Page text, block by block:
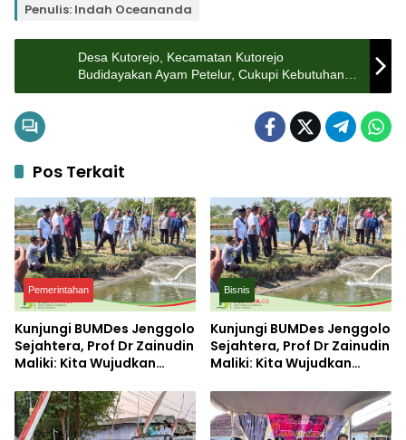
Penulis: Indah Oceananda
Desa Kutorejo, Kecamatan Kutorejo
Budidayakan Ayam Petelur, Cukupi Kebutuhan
Pangan Warga
Pos Terkait
Pemerintahan
Kunjungi BUMDes Jenggolo
Sejahtera, Prof Dr Zainudin
Maliki: Kita Wujudkan
dengan Potensi Desa
Bisnis
Kunjungi BUMDes Jenggolo
Sejahtera, Prof Dr Zainudin
Maliki: Kita Wujudkan
dengan Potensi Desa